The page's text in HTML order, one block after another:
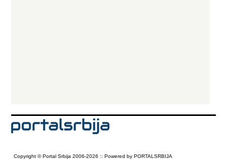
Copyright © Portal Srbija 2006-2026 :: Powered by PORTALSRBIJA